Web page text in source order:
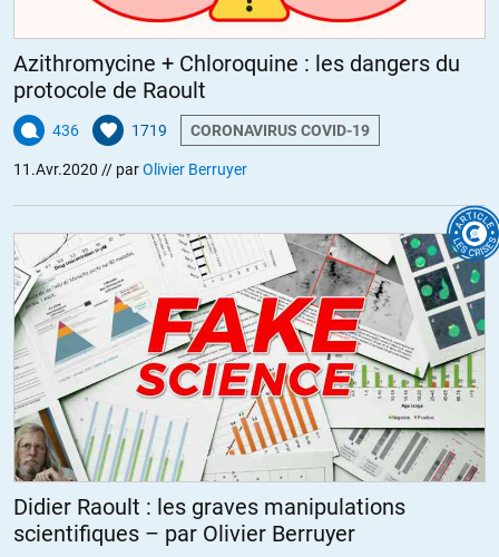
Azithromycine + Chloroquine : les dangers du
protocole de Raoult
436 1719 CORONAVIRUS COVID-19
11.Avr.2020 // parOlivier Berruyer
Didier Raoult : les graves manipulations
scientifiques – par Olivier Berruyer